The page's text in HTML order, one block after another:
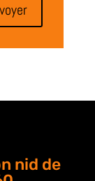
nid de